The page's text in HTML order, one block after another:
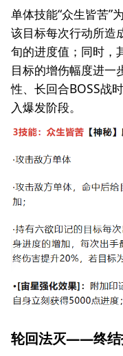
单体技能“众生皆苦”
该目标每次行动所造
旬的进度值；同时，
目标的增伤幅度进一
性、长回合BOSS战
入爆发阶段。
轮回法灭——终结